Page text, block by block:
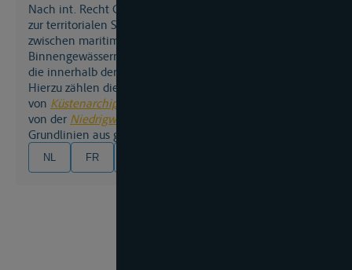
nach int. Recht Gewässer eines Staatsgebiets, die nicht
zur territorialen See gehören. Man unterscheidet
zwischen maritimen und nicht-maritimen
Binnengewässern. Erstere umfassen alle Küstengewässer
die innerhalb der Grundlinie der
Hierzu zählen die Buchten und Gewässser
von Küstenarchipelen
von der Niedrigwasserlinie
Grundlinien aus gemessen wird.
NL FR